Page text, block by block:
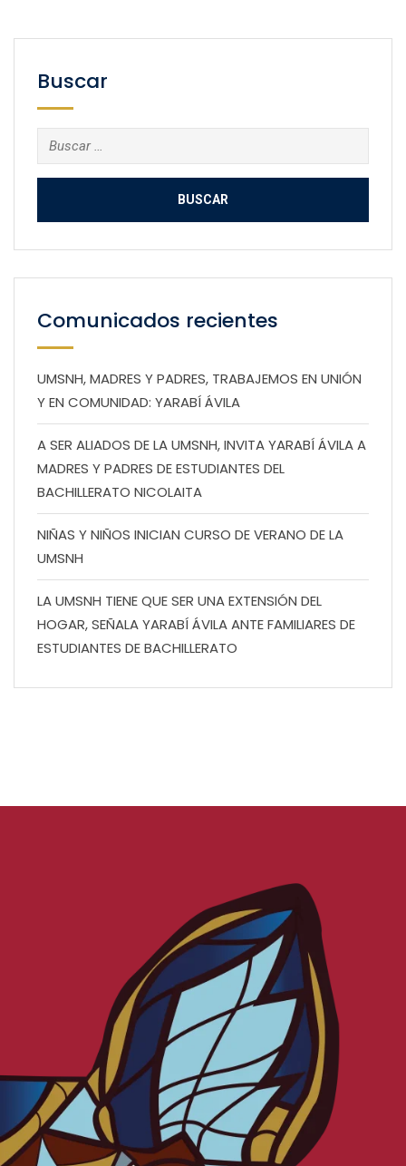
Buscar
Buscar:
Comunicados recientes
UMSNH, MADRES Y PADRES, TRABAJEMOS EN UNIÓN
Y EN COMUNIDAD: YARABÍ ÁVILA
A SER ALIADOS DE LA UMSNH, INVITA YARABÍ ÁVILA A
MADRES Y PADRES DE ESTUDIANTES DEL
BACHILLERATO NICOLAITA
NIÑAS Y NIÑOS INICIAN CURSO DE VERANO DE LA
UMSNH
LA UMSNH TIENE QUE SER UNA EXTENSIÓN DEL
HOGAR, SEÑALA YARABÍ ÁVILA ANTE FAMILIARES DE
ESTUDIANTES DE BACHILLERATO